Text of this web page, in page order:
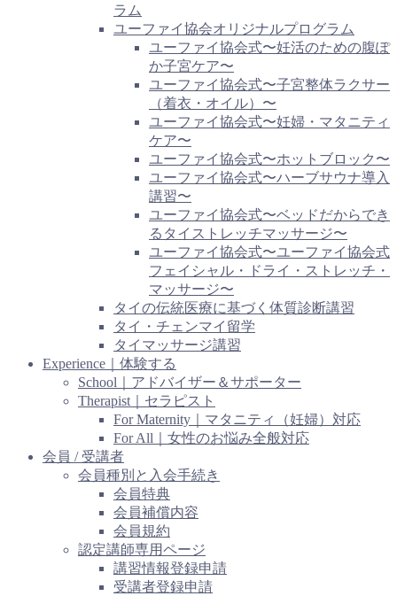
ラム
ユーファイ協会オリジナルプログラム
ユーファイ協会式〜妊活のための腹ぽ
か子宮ケア〜
ユーファイ協会式〜子宮整体ラクサー
（着衣・オイル）〜
ユーファイ協会式〜妊婦・マタニティ
ケア〜
ユーファイ協会式〜ホットブロック〜
ユーファイ協会式〜ハーブサウナ導入
講習〜
ユーファイ協会式〜ベッドだからでき
るタイストレッチマッサージ〜
ユーファイ協会式〜ユーファイ協会式
フェイシャル・ドライ・ストレッチ・
マッサージ〜
タイの伝統医療に基づく体質診断講習
タイ・チェンマイ留学
タイマッサージ講習
Experience｜体験する
School｜アドバイザー＆サポーター
Therapist｜セラピスト
For Maternity｜マタニティ（妊婦）対応
For All｜女性のお悩み全般対応
会員 / 受講者
会員種別と入会手続き
会員特典
会員補償内容
会員規約
認定講師専用ページ
講習情報登録申請
受講者登録申請